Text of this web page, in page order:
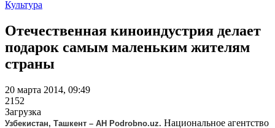
Культура
Отечественная киноиндустрия делает
подарок самым маленьким жителям
страны
20 марта 2014, 09:49
2152
Загрузка
Узбекистан, Ташкент – АН Podrobno.uz. Национальное агентство